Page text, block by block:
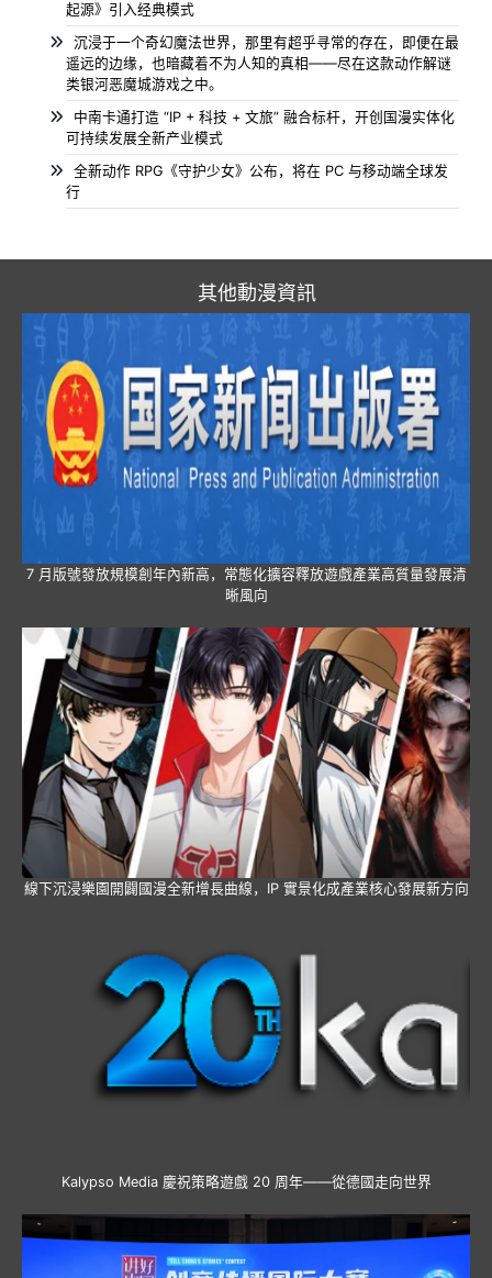
起源》引入经典模式
沉浸于一个奇幻魔法世界，那里有超乎寻常的存在，即便在最
遥远的边缘，也暗藏着不为人知的真相——尽在这款动作解谜
类银河恶魔城游戏之中。
中南卡通打造 “IP + 科技 + 文旅” 融合标杆，开创国漫实体化
可持续发展全新产业模式
全新动作 RPG《守护少女》公布，将在 PC 与移动端全球发
行
其他動漫資訊
7 月版號發放規模創年內新高，常態化擴容釋放遊戲產業高質量發展清
晰風向
線下沉浸樂園開闢國漫全新增長曲線，IP 實景化成產業核心發展新方向
Kalypso Media 慶祝策略遊戲 20 周年——從德國走向世界